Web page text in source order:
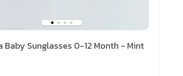
Baby Sunglasses 0-12 Month - Mint